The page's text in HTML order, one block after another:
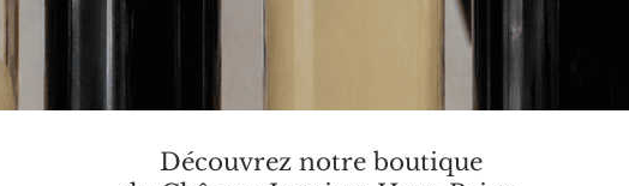
Découvrez notre boutique